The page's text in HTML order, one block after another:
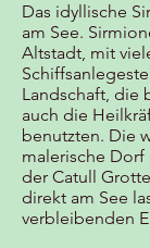
Das idyllische
am See.
Altstadt, mit
Landschaft, die
auch die
benutzten. Die
malerische Dorf
der Catull
direkt am See
verbleibenden